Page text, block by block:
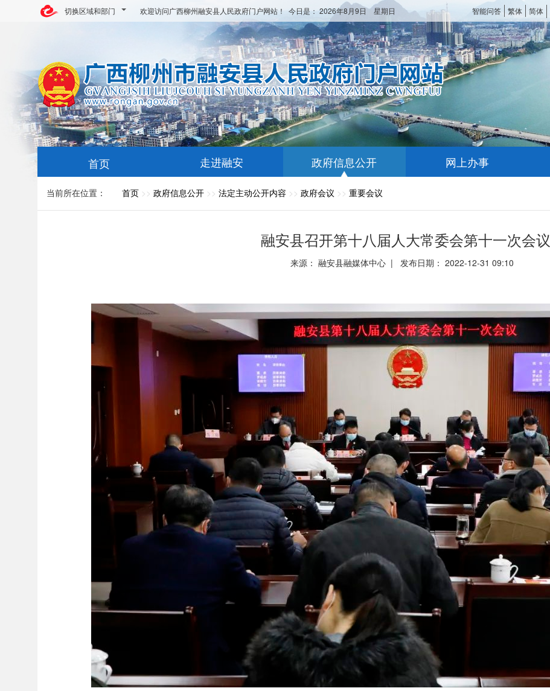
切换区域和部门 智能问答 繁体 简体
欢迎访问广西柳州融安县人民政府门户网站！ 今日是： 2026年8月9日 星期日
首页 走进融安 政府信息公开 网上办事
当前所在位置： 首页 >> 政府信息公开 >> 法定主动公开内容 >> 政府会议 >> 重要会议
融安县召开第十八届人大常委会第十一次会议
来源： 融安县融媒体中心 | 发布日期： 2022-12-31 09:10